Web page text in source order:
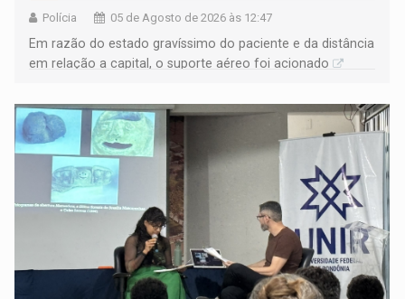
Polícia 05 de Agosto de 2026 às 12:47
Em razão do estado gravíssimo do paciente e da distância
em relação a capital, o suporte aéreo foi acionado